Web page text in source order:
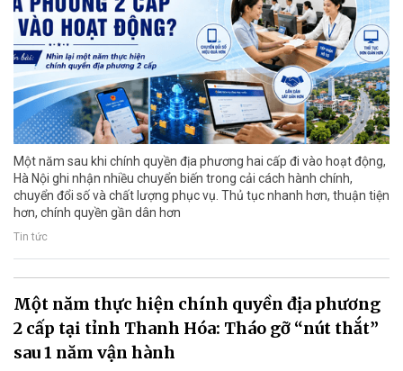
Một năm sau khi chính quyền địa phương hai cấp đi vào hoạt động,
Hà Nội ghi nhận nhiều chuyển biến trong cải cách hành chính,
chuyển đổi số và chất lượng phục vụ. Thủ tục nhanh hơn, thuận tiện
hơn, chính quyền gần dân hơn
Tin tức
Một năm thực hiện chính quyền địa phương
2 cấp tại tỉnh Thanh Hóa: Tháo gỡ “nút thắt”
sau 1 năm vận hành